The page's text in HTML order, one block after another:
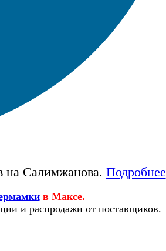
на Салимжанова. Подробнее
в Максе.
и распродажи от поставщиков.